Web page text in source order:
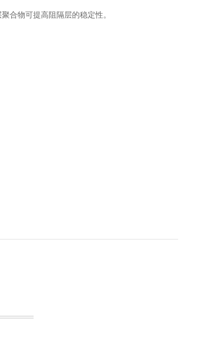
合物可提高阻隔层的稳定性。